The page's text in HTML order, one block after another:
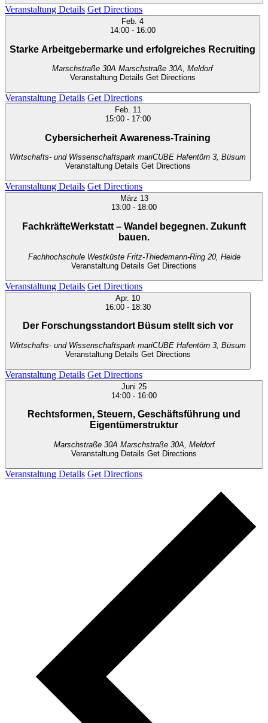
Veranstaltung Details Get Directions
Feb. 4
14:00 - 16:00
Starke Arbeitgebermarke und erfolgreiches Recruiting
Marschstraße 30A
Marschstraße 30A, Meldorf
Veranstaltung Details Get Directions
Veranstaltung Details Get Directions
Feb. 11
15:00 - 17:00
Cybersicherheit Awareness-Training
Wirtschafts- und Wissenschaftspark mariCUBE
Hafentörn 3, Büsum
Veranstaltung Details Get Directions
Veranstaltung Details Get Directions
März 13
13:00 - 18:00
FachkräfteWerkstatt – Wandel begegnen. Zukunft
bauen.
Fachhochschule Westküste
Fritz-Thiedemann-Ring 20, Heide
Veranstaltung Details Get Directions
Veranstaltung Details Get Directions
Apr. 10
16:00 - 18:30
Der Forschungsstandort Büsum stellt sich vor
Wirtschafts- und Wissenschaftspark mariCUBE
Hafentörn 3, Büsum
Veranstaltung Details Get Directions
Veranstaltung Details Get Directions
Juni 25
14:00 - 16:00
Rechtsformen, Steuern, Geschäftsführung und
Eigentümerstruktur
Marschstraße 30A
Marschstraße 30A, Meldorf
Veranstaltung Details Get Directions
Veranstaltung Details Get Directions